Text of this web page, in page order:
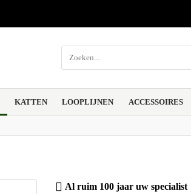
KATTEN LOOPLIJNEN ACCESSOIRES
Al ruim 100 jaar uw specialist